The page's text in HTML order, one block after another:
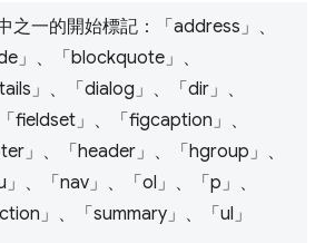
之一的開始標記：「address」、
」、「blockquote」、
」、「dialog」、「dir」、
fieldset」、「figcaption」、
」、「header」、「hgroup」、
」、「nav」、「ol」、「p」、
」、「summary」、「ul」